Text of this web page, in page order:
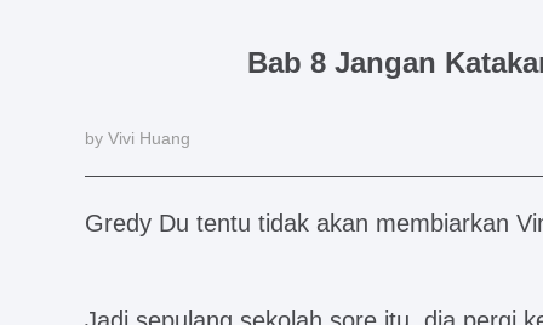
Bab 8 Jangan
by Vivi Huang
Gredy Du tentu tidak akan membiarkan